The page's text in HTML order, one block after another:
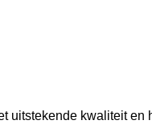
uitstekende kwaliteit en